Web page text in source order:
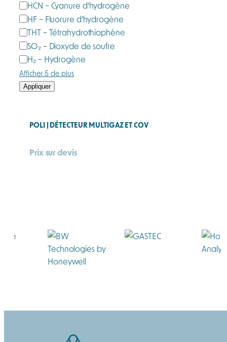
HCN – Cyanure d'hydrogène
HF – Fluorure d'hydrogène
THT – Tétrahydrothiophène
SO₂ – Dioxyde de soufre
H₂ – Hydrogène
Afficher 5 de plus
Appliquer
POLI | DÉTECTEUR MULTIGAZ ET COV
Prix sur devis